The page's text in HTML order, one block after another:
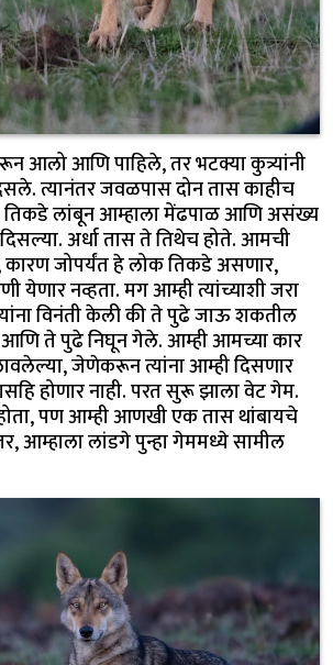
आलो आणि पाहिले, तर भटक्या कुत्र्यांनी
त्यानंतर जवळपास दोन तास काहीच
तिकडे लांबून आम्हाला मेंढपाळ आणि असंख्य
अर्धा तास ते तिथेच होते. आमची
जोपर्यंत हे लोक तिकडे असणार,
येणार नव्हता. मग आम्ही त्यांच्याशी जरा
विनंती केली की ते पुढे जाऊ शकतील
आणि ते पुढे निघून गेले. आम्ही आमच्या कार
जेणेकरून त्यांना आम्ही दिसणार
होणार नाही. परत सुरू झाला वेट गेम.
पण आम्ही आणखी एक तास थांबायचे
आम्हाला लांडगे पुन्हा गेममध्ये सामील